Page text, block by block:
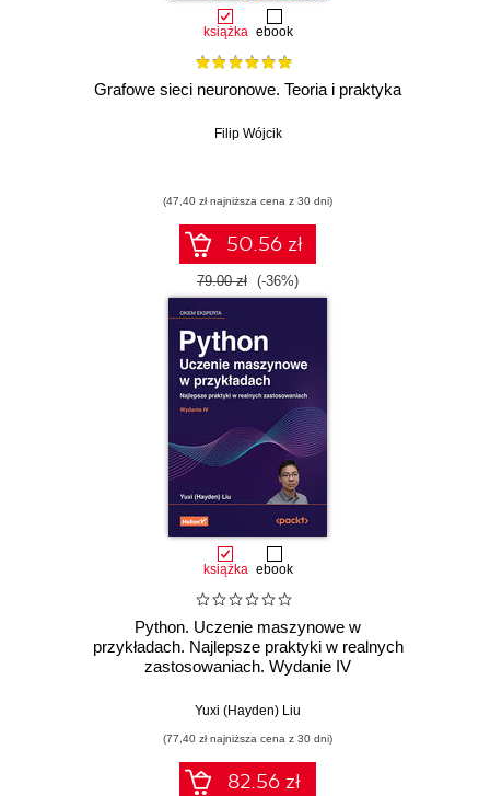
książka ebook
Grafowe sieci neuronowe. Teoria i praktyka
Filip Wójcik
(47,40 zł najniższa cena z 30 dni)
50.56 zł
79.00 zł (-36%)
książka ebook
Python. Uczenie maszynowe w
przykładach. Najlepsze praktyki w realnych
zastosowaniach. Wydanie IV
Yuxi (Hayden) Liu
(77,40 zł najniższa cena z 30 dni)
82.56 zł